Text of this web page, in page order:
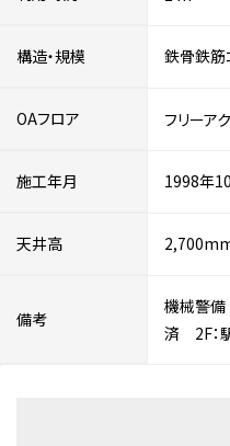
構造・規模 鉄骨鉄筋
OAフロア フリーア
施工年月 1998年
天井高
備考
機械警備
済 2F：